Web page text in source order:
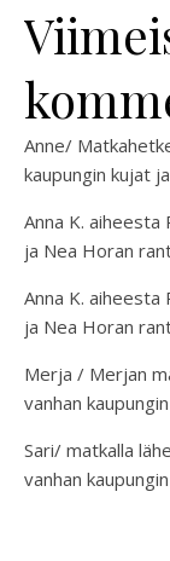
Anne/
kaupungin kujat
Anna K. aiheesta
ja Nea Horan
Anna K. aiheesta
ja Nea Horan
Merja / Merjan
vanhan
Sari/ matkalla
vanhan